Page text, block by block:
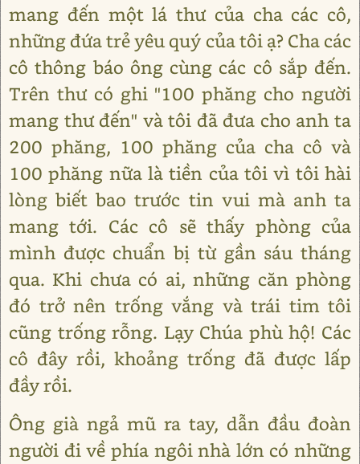
mang đến một lá thư của cha các cô,
những đứa trẻ yêu quý của tôi ạ? Cha các
cô thông báo ông cùng các cô sắp đến.
Trên thư có ghi "100 phăng cho người
mang thư đến" và tôi đã đưa cho anh ta
200 phăng, 100 phăng của cha cô và
100 phăng nữa là tiền của tôi vì tôi hài
lòng biết bao trước tin vui mà anh ta
mang tới. Các cô sẽ thấy phòng của
mình được chuẩn bị từ gần sáu tháng
qua. Khi chưa có ai, những căn phòng
đó trở nên trống vắng và trái tim tôi
cũng trống rỗng. Lạy Chúa phù hộ! Các
cô đây rồi, khoảng trống đã được lấp
đầy rồi.
Ông già ngả mũ ra tay, dẫn đầu đoàn
người đi về phía ngôi nhà lớn có những